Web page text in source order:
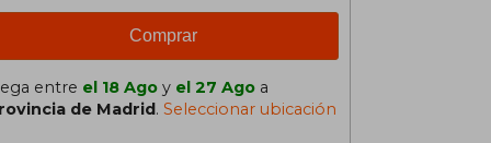
Comprar
entre el 18 Ago y el 27 Ago a
de Madrid. Seleccionar ubicación